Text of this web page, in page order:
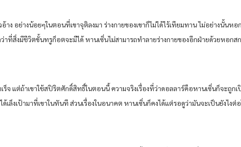
ง อย่างน้อยๆในตอนที่เขาจุติลงมา ร่างกายของเขาก็ไม่ได้ไร้เทียมทาน ไม่อย่างนั้นห
ที่สิ่งมีชีวิตขั้นทรูก็อตจะมีได้ หานเซิ่นไม่สามารถทำลายร่างกายของอีกฝ่ายด้วยหอกส
แต่ถ้าเขาใช้สปิริตศักดิ์สิทธิ์ในตอนนี้ ความจริงเรื่องที่ว่าดอลลาร์คือหานเซิ่นก็จะถูกเ
ล็งเป้ามาที่เขาในทันที ส่วนเรื่องในอนาคต หานเซิ่นก็คงได้แต่รอดูว่ามันจะเป็นยังไงต่